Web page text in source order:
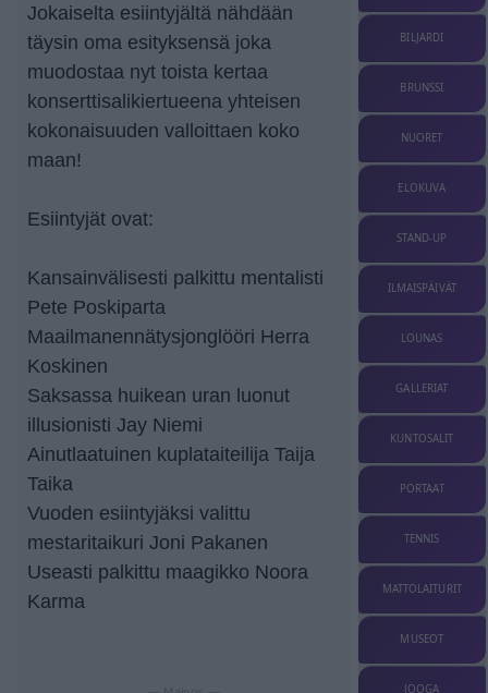
Jokaiselta esiintyjältä nähdään
täysin oma esityksensä joka
muodostaa nyt toista kertaa
konserttisalikiertueena yhteisen
kokonaisuuden valloittaen koko
maan!
Esiintyjät ovat:
Kansainvälisesti palkittu mentalisti
Pete Poskiparta
Maailmanennätysjonglööri Herra
Koskinen
Saksassa huikean uran luonut
illusionisti Jay Niemi
Ainutlaatuinen kuplataiteilija Taija
Taika
Vuoden esiintyjäksi valittu
mestaritaikuri Joni Pakanen
Useasti palkittu maagikko Noora
Karma
BILJARDI
BRUNSSI
NUORET
ELOKUVA
STAND-UP
ILMAISPÄIVÄT
LOUNAS
GALLERIAT
KUNTOSALIT
PORTAAT
TENNIS
MATTOLAITURIT
MUSEOT
JOOGA